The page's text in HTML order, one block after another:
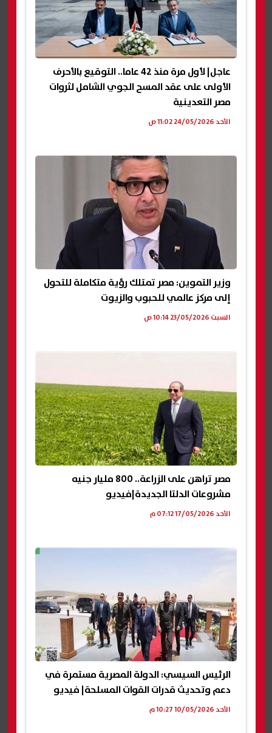
عاجل| لأول مرة منذ 42 عاما.. التوقيع بالأحرف
الأولى على عقد المسح الجوي الشامل لثروات
مصر التعدينية
الأحد 24/05/2026 11:02 ص
وزير التموين: مصر تمتلك رؤية متكاملة للتحول
إلى مركز عالمي للحبوب والزيوت
السبت 23/05/2026 10:14 ص
مصر تراهن على الزراعة.. 800 مليار جنيه
مشروعات الدلتا الجديدة|فيديو
الأحد 17/05/2026 07:12 م
الرئيس السيسي: الدولة المصرية مستمرة في
دعم وتحديث قدرات القوات المسلحة| فيديو
الأحد 10/05/2026 10:27 م